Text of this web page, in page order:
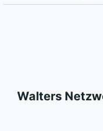
Walters